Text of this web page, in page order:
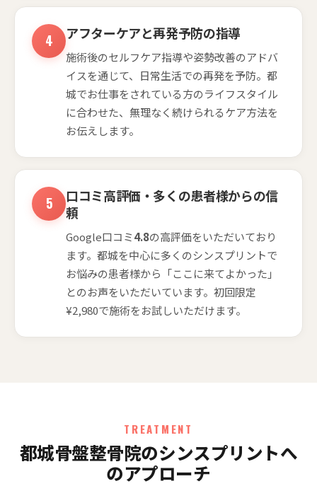
アフターケアと再発予防の指導
施術後のセルフケア指導や姿勢改善のアドバ
イスを通じて、日常生活での再発を予防。都
城でお仕事をされている方のライフスタイル
に合わせた、無理なく続けられるケア方法を
お伝えします。
口コミ高評価・多くの患者様からの信
頼
Google口コミ4.8の高評価をいただいており
ます。都城を中心に多くのシンスプリントで
お悩みの患者様から「ここに来てよかった」
とのお声をいただいています。初回限定
¥2,980で施術をお試しいただけます。
TREATMENT
都城骨盤整骨院のシンスプリントへ
のアプローチ